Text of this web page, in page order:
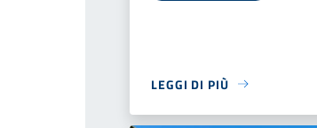
LEGGI DI PIÙ